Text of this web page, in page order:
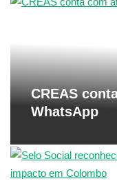
CREAS
WhatsApp